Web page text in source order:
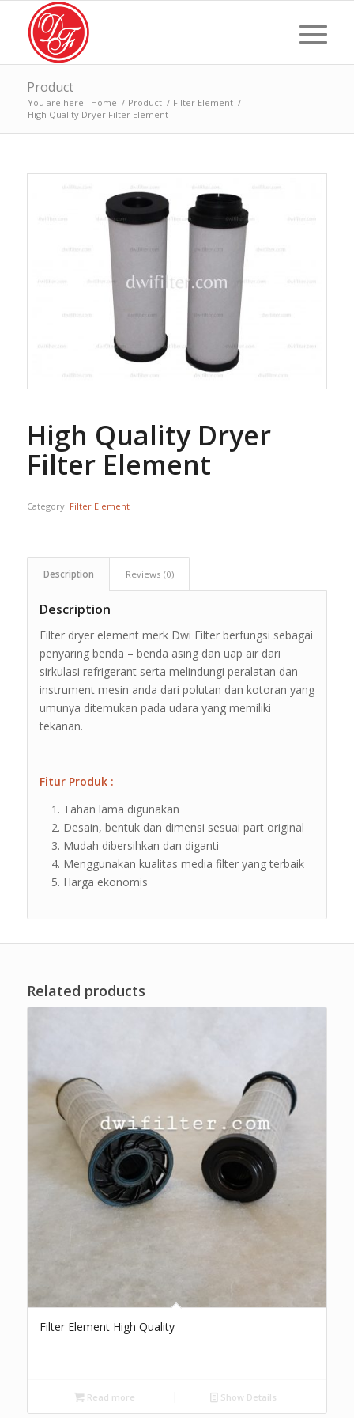
Product
You are here: Home / Product / Filter Element /
High Quality Dryer Filter Element
High Quality Dryer
Filter Element
Category: Filter Element
Description Reviews (0)
Description
Filter dryer element merk Dwi Filter berfungsi sebagai
penyaring benda – benda asing dan uap air dari
sirkulasi refrigerant serta melindungi peralatan dan
instrument mesin anda dari polutan dan kotoran yang
umunya ditemukan pada udara yang memiliki
tekanan.
Fitur Produk :
Tahan lama digunakan
Desain, bentuk dan dimensi sesuai part original
Mudah dibersihkan dan diganti
Menggunakan kualitas media filter yang terbaik
Harga ekonomis
Related products
Filter Element High Quality
Read more Show Details